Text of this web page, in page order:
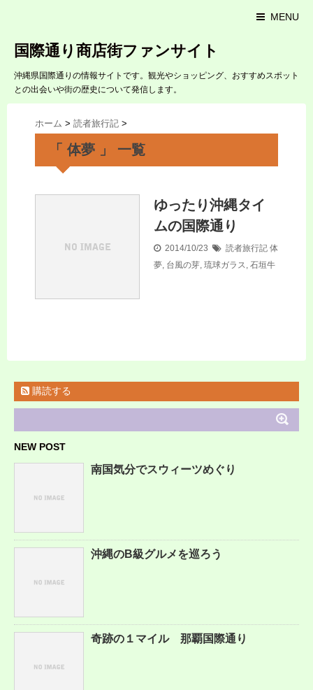
MENU
国際通り商店街ファンサイト
沖縄県国際通りの情報サイトです。観光やショッピング、おすすめスポット
との出会いや街の歴史について発信します。
ホーム > 読者旅行記 >
「 体夢 」 一覧
ゆったり沖縄タイ
ムの国際通り
2014/10/23 読者旅行記 体
夢, 台風の芽, 琉球ガラス, 石垣牛
購読する
NEW POST
南国気分でスウィーツめぐり
沖縄のB級グルメを巡ろう
奇跡の１マイル 那覇国際通り